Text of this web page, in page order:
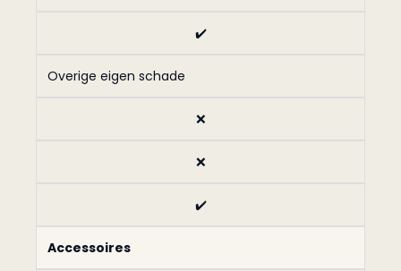
✔️
Overige eigen schade
❌
❌
✔️
Accessoires